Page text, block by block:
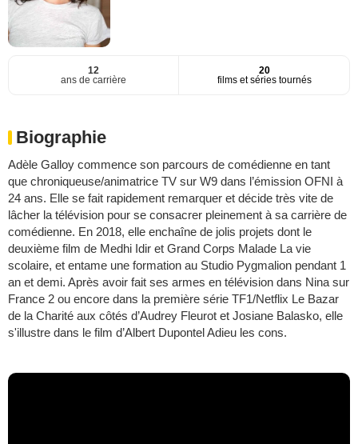
12
ans de carrière
20
films et séries tournés
Biographie
Adèle Galloy commence son parcours de comédienne en tant
que chroniqueuse/animatrice TV sur W9 dans l’émission OFNI à
24 ans. Elle se fait rapidement remarquer et décide très vite de
lâcher la télévision pour se consacrer pleinement à sa carrière de
comédienne. En 2018, elle enchaîne de jolis projets dont le
deuxième film de Medhi Idir et Grand Corps Malade La vie
scolaire, et entame une formation au Studio Pygmalion pendant 1
an et demi. Après avoir fait ses armes en télévision dans Nina sur
France 2 ou encore dans la première série TF1/Netflix Le Bazar
de la Charité aux côtés d’Audrey Fleurot et Josiane Balasko, elle
s'illustre dans le film d’Albert Dupontel Adieu les cons.